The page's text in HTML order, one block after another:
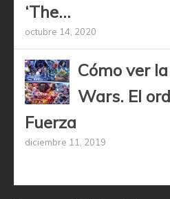
‘The...
octubre 14, 2020
Cómo ver
Wars. El
Fuerza
diciembre 11, 2019